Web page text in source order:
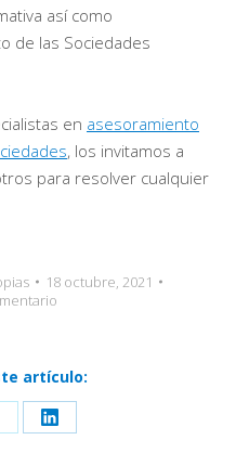
así como
de las Sociedades
en asesoramiento
, los invitamos a
para resolver cualquier
18 octubre, 2021
artículo:
Share